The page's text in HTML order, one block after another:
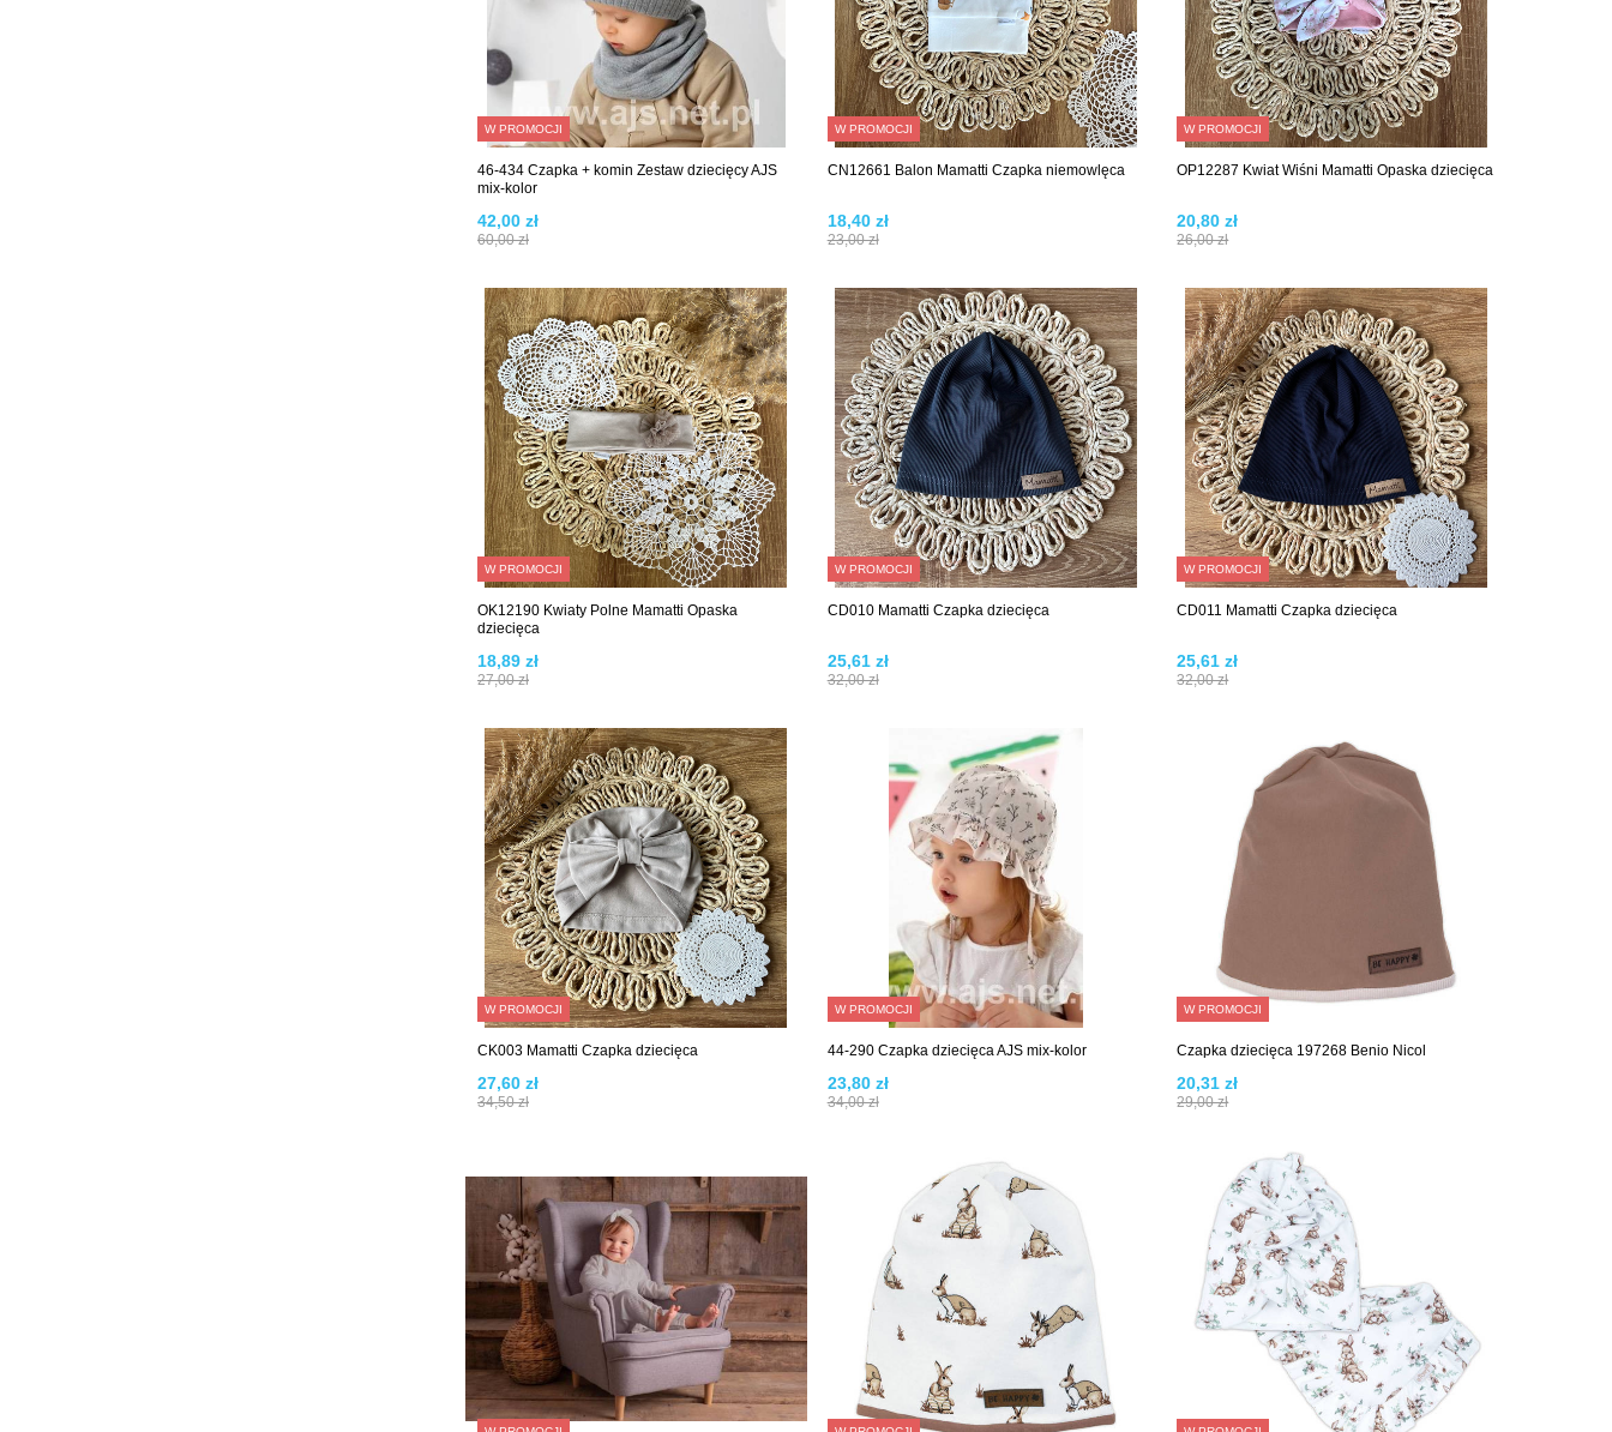
W PROMOCJI
46-434 Czapka + komin Zestaw dziecięcy AJS
mix-kolor
60,00 zł
42,00 zł
W PROMOCJI
CN12661 Balon Mamatti Czapka niemowlęca
23,00 zł
18,40 zł
W PROMOCJI
OP12287 Kwiat Wiśni Mamatti Opaska dziecięca
26,00 zł
20,80 zł
W PROMOCJI
OK12190 Kwiaty Polne Mamatti Opaska
dziecięca
27,00 zł
18,89 zł
W PROMOCJI
CD010 Mamatti Czapka dziecięca
32,00 zł
25,61 zł
W PROMOCJI
CD011 Mamatti Czapka dziecięca
32,00 zł
25,61 zł
W PROMOCJI
CK003 Mamatti Czapka dziecięca
34,50 zł
27,60 zł
W PROMOCJI
44-290 Czapka dziecięca AJS mix-kolor
34,00 zł
23,80 zł
W PROMOCJI
Czapka dziecięca 197268 Benio Nicol
29,00 zł
20,31 zł